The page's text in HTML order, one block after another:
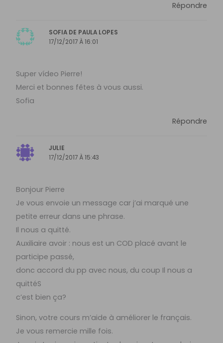
Répondre
SOFIA DE PAULA LOPES
17/12/2017 À 16:01
Super vídeo Pierre!
Merci et bonnes fêtes à vous aussi.
Sofia
Répondre
JULIE
17/12/2017 À 15:43
Bonjour Pierre
Je vous envoie un message car j’ai marqué une
petite erreur dans une phrase.
Il nous a quitté.
Auxiliaire avoir : nous est un COD placé avant le
participe passé,
donc accord du pp avec nous, du coup Il nous a
quittéS
c’est bien ça?
Sinon, votre cours m’aide à améliorer le français.
Je vous remercie mille fois.